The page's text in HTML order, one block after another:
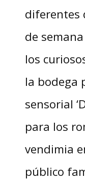
diferentes
de
los
la bodega
sensorial
para los
vendimia
público